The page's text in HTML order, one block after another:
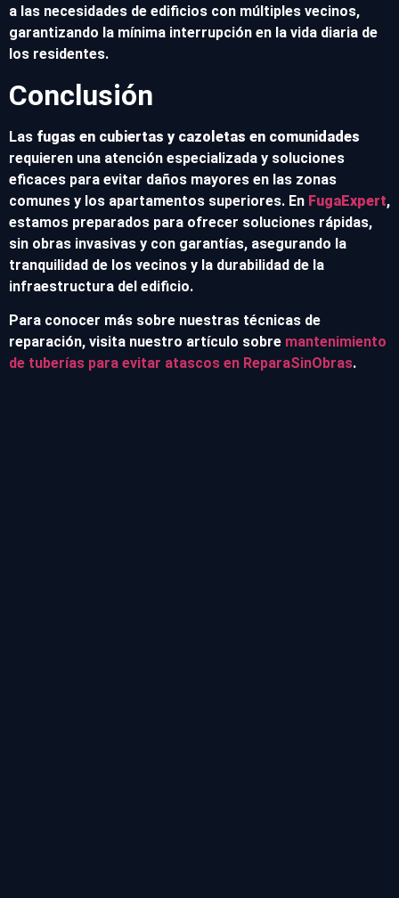
a las necesidades de edificios con múltiples vecinos,
garantizando la mínima interrupción en la vida diaria de
los residentes.
Conclusión
Las fugas en cubiertas y cazoletas en comunidades
requieren una atención especializada y soluciones
eficaces para evitar daños mayores en las zonas
comunes y los apartamentos superiores. En FugaExpert,
estamos preparados para ofrecer soluciones rápidas,
sin obras invasivas y con garantías, asegurando la
tranquilidad de los vecinos y la durabilidad de la
infraestructura del edificio.
Para conocer más sobre nuestras técnicas de
reparación, visita nuestro artículo sobre mantenimiento
de tuberías para evitar atascos en ReparaSinObras.